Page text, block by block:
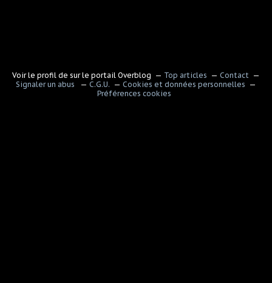
Voir le profil de sur le portail Overblog Top articles
Contact
Signaler un abus
C.G.U.
Cookies et données personnelles
Préférences cookies